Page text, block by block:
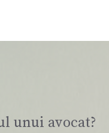
unui avocat?